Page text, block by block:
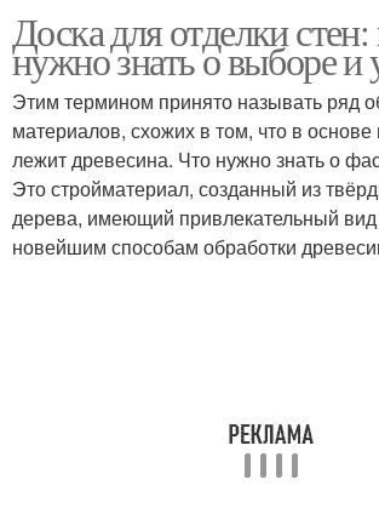
Уход за ламинатом
Доска для отделки стен:
нужно знать о выборе и
Этим термином принято называть ряд
материалов, схожих в том, что в основе
лежит древесина. Что нужно знать о
Это стройматериал, созданный из
дерева, имеющий привлекательный вид
новейшим способам обработки